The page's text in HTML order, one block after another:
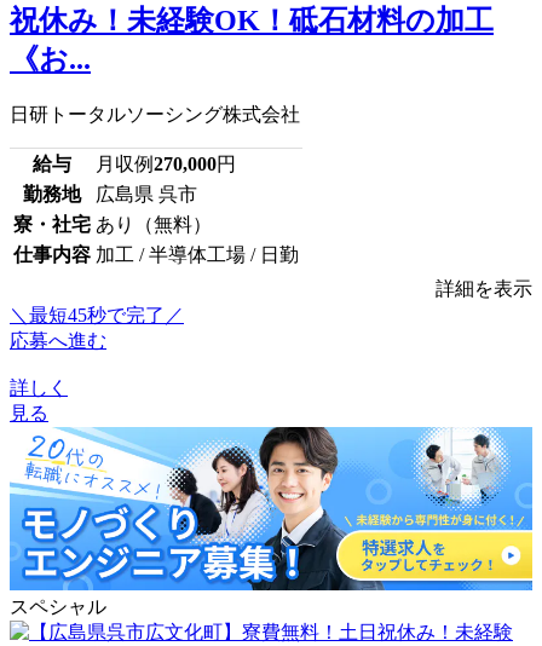
祝休み！未経験OK！砥石材料の加工
《お...
日研トータルソーシング株式会社
給与 月収例270,000円
勤務地
広島県 呉市
寮・社宅 あり（無料）
仕事内容 加工 / 半導体工場 / 日勤
詳細を表示
＼最短45秒で完了／
応募へ進む
詳しく
見る
スペシャル